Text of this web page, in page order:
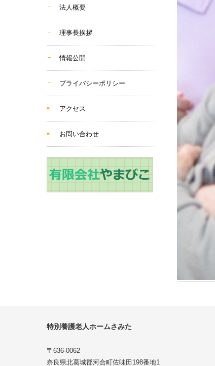
法人概要
理事長挨拶
情報公開
プライバシーポリシー
アクセス
お問い合わせ
特別養護老人ホームさみた
〒636-0062
奈良県北葛城郡河合町佐味田198番地1